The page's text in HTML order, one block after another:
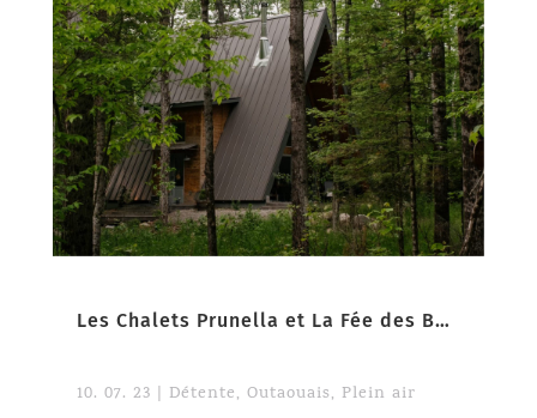
Les Chalets Prunella et La Fée des Bois
10. 07. 23 | Détente, Outaouais, Plein air